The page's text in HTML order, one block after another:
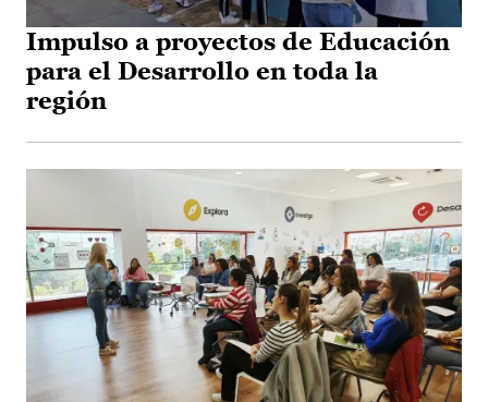
Impulso a proyectos de Educación
para el Desarrollo en toda la
región